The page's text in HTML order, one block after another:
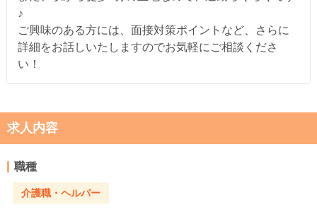
♪
ご興味のある方には、面接対策ポイントなど、さらに
詳細をお話しいたしますのでお気軽にご相談くださ
い！
求人内容
職種
介護職・ヘルパー